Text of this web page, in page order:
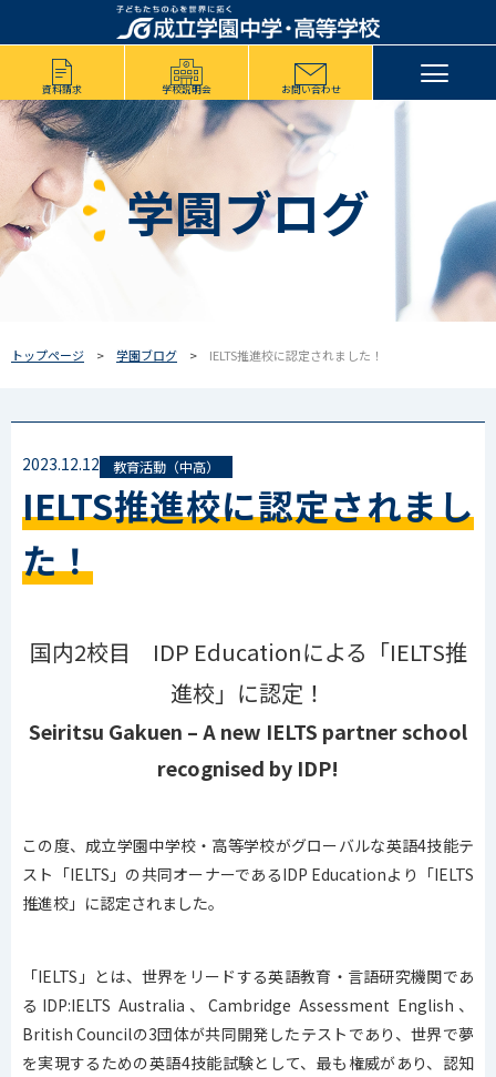
資料請求 学校説明会 お問い合わせ
学園ブログ
トップページ 学園ブログ IELTS推進校に認定されました！
2023.12.12 教育活動（中高）
IELTS推進校に認定されまし
た！
国内2校目 IDP Educationによる「IELTS推
進校」に認定！
Seiritsu Gakuen – A new IELTS partner school
recognised by IDP!
この度、成立学園中学校・高等学校がグローバルな英語4技能テ
スト「IELTS」の共同オーナーであるIDP Educationより「IELTS
推進校」に認定されました。
「IELTS」とは、世界をリードする英語教育・言語研究機関であ
るIDP:IELTS Australia、Cambridge Assessment English、
British Councilの3団体が共同開発したテストであり、世界で夢
を実現するための英語4技能試験として、最も権威があり、認知